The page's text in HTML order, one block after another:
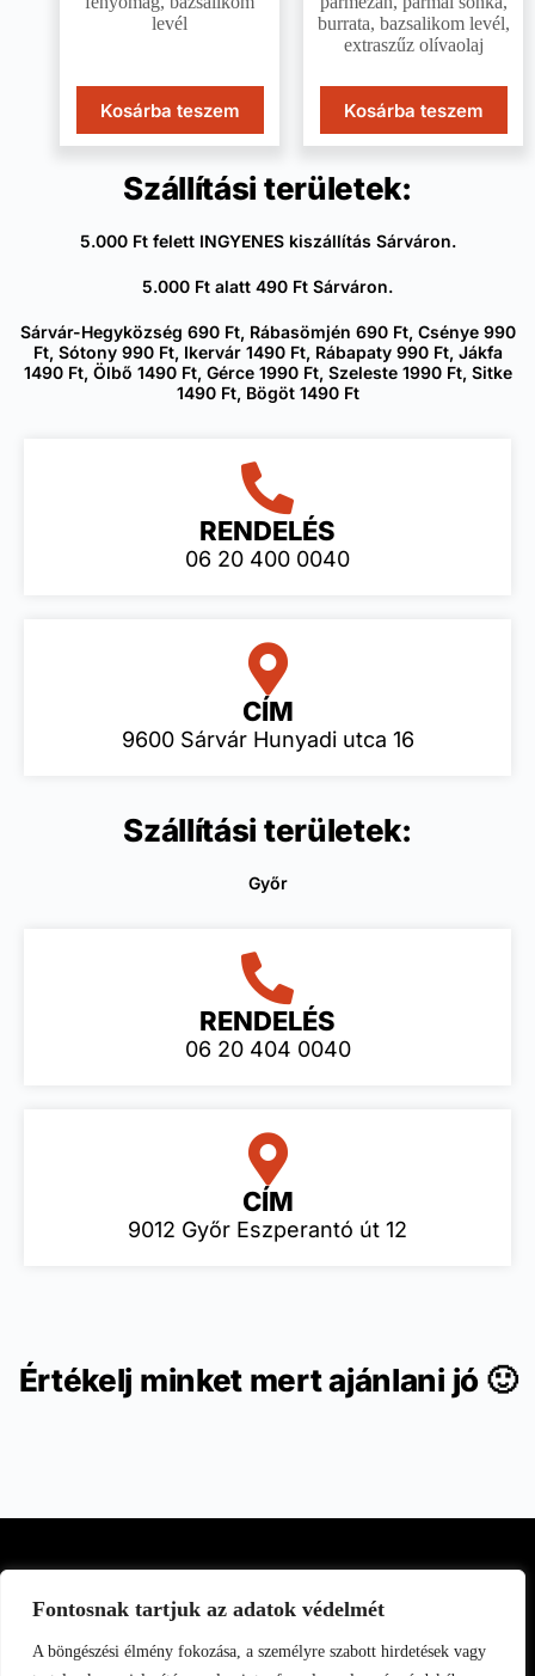
Fontosnak tartjuk az adatok védelmét
A böngészési élmény fokozása, a személyre szabott hirdetések vagy
levél
Kosárba teszem
burrata, bazsalikom levél,
extraszűz olívaolaj
Kosárba teszem
Szállítási területek:
5.000 Ft felett INGYENES kiszállítás Sárváron.
5.000 Ft alatt 490 Ft Sárváron.
Sárvár-Hegyközség 690 Ft, Rábasömjén 690 Ft, Csénye 990
Ft, Sótony 990 Ft, Ikervár 1490 Ft, Rábapaty 990 Ft, Jákfa
1490 Ft, Ölbő 1490 Ft, Gérce 1990 Ft, Szeleste 1990 Ft, Sitke
1490 Ft, Bögöt 1490 Ft
RENDELÉS
06 20 400 0040
CÍM
9600 Sárvár Hunyadi utca 16
Szállítási területek:
Győr
RENDELÉS
06 20 404 0040
CÍM
9012 Győr Eszperantó út 12
Értékelj minket mert ajánlani jó 🙂